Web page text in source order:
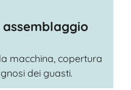
macchina, copertura
dei guasti.